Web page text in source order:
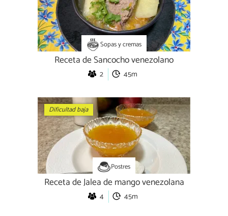
Sopas y cremas
Receta de Sancocho venezolano
2 45m
Dificultad baja
Postres
Receta de Jalea de mango venezolana
4 45m